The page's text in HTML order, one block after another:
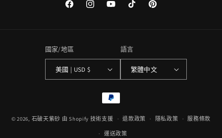
FacebookInstagramYouTubeTikTok Pinterest
國家/地區
美國 | USD $
語言
繁體中文
付
方
式
© 2026, 石破天紫砂 由 Shopify 技術支援 退款政策 隱私政策 服務條款
運送政策